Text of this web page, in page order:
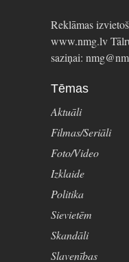
Reklāmas
www.nmg.lv
saziņai:
Tēmas
Aktuāli
Filmas/Seriāli
Foto/Video
Izklaide
Politika
Sievietēm
Skandāli
Slavenības